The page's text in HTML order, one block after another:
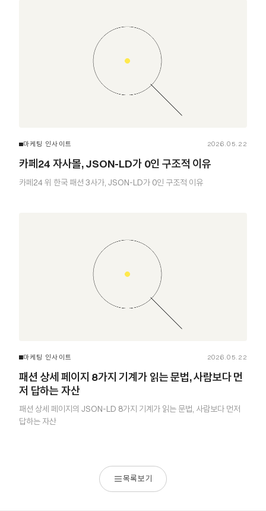
마케팅 인사이트 2026.05.22
카페24 자사몰, JSON-LD가 0인 구조적 이유
카페24 위 한국 패션 3사가, JSON-LD가 0인 구조적 이유
마케팅 인사이트 2026.05.22
패션 상세 페이지 8가지 기계가 읽는 문법, 사람보다 먼
저 답하는 자산
패션 상세 페이지의 JSON-LD 8가지 기계가 읽는 문법, 사람보다 먼저
답하는 자산
목록보기